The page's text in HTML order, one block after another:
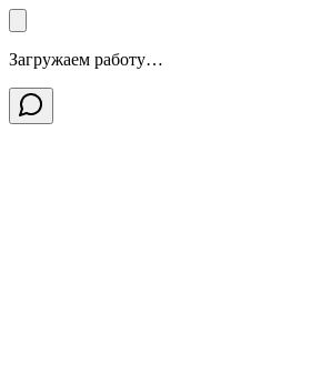
Загружаем работу…